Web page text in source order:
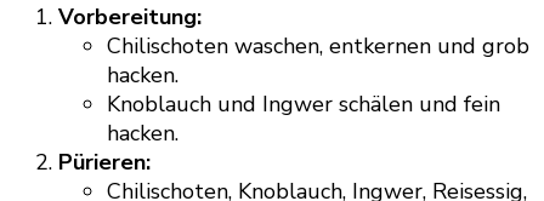
Vorbereitung:
Chilischoten waschen, entkernen und grob
hacken.
Knoblauch und Ingwer schälen und fein
hacken.
Pürieren:
Chilischoten, Knoblauch, Ingwer, Reisessig,